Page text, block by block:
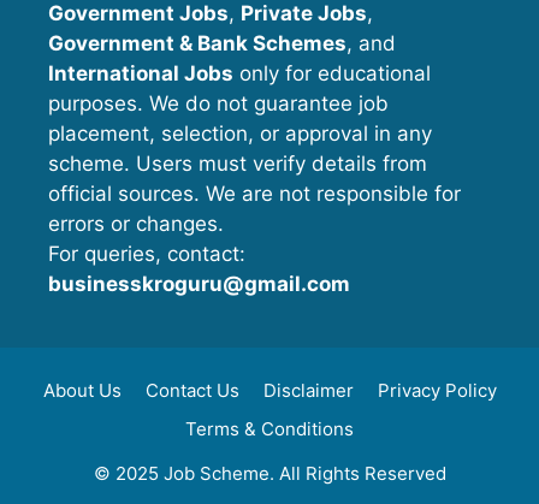
Government Jobs, Private Jobs,
Government & Bank Schemes, and
International Jobs only for educational
purposes. We do not guarantee job
placement, selection, or approval in any
scheme. Users must verify details from
official sources. We are not responsible for
errors or changes.
For queries, contact:
businesskroguru@gmail.com
About Us Contact Us Disclaimer
Privacy Policy
Terms & Conditions
© 2025 Job Scheme. All Rights Reserved